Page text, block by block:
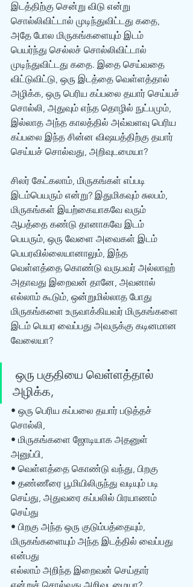
இடத்திற்கு சென்று விடு என்று
சொல்லிவிட்டால் முடிந்துவிட்டது கதை,
அதே போல மிருகங்களையும் இடம்
பெயர்ந்து செல்லச் சொல்லிவிட்டால்
முடிந்துவிட்டது கதை. இதை செய்வதை
விட்டுவிட்டு, ஒரு இடத்தை வெள்ளத்தால்
அழிக்க, ஒரு பெரிய கப்பலை தயார் செய்யச்
சொல்லி, அதுவும் எந்த தொழில் நுட்பமும்,
இல்லாத அந்த காலத்தில் அவ்வளவு பெரிய
கப்பலை இந்த சின்ன விஷயத்திற்கு தயார்
செய்யச் சொல்வது, அறிவுடமையா?
சிலர் கேட்கலாம், மிருகங்கள் எப்படி
இடம்பெயரும் என்று? இதுமிகவும் சுலபம்,
மிருகங்கள் இயற்கையாகவே வரும்
ஆபத்தை கண்டு தானாகவே இடம்
பெயரும், ஒரு வேளை அவைகள் இடம்
பெயரவில்லையானாலும், இந்த
வெள்ளத்தை கொண்டு வருபவர் அல்லாஹ்
அதாவது இறைவன் தானே, அவனால்
எல்லாம் கூடும், ஒன்றுமில்லாத போது
மிருகங்களை உருவாக்கியவர் மிருகங்களை
இடம் பெயர வைப்பது அவருக்கு கடினமான
வேலையா?
அழிக்க,
• ஒரு பெரிய கப்பலை தயார் படுத்தச்
சொல்லி,
• மிருகங்களை ஜோடியாக அதனுள்
அனுப்பி,
• வெள்ளத்தை கொண்டு வந்து, பிறகு
• தண்ணீரை பூமியிலிருந்து வடியும் படி
செய்து, அதுவரை கப்பலில் பிரயாணம்
செய்து
• பிறகு அந்த ஒரு குடும்பத்தையும்,
மிருகங்களையும் அந்த இடத்தில் வைப்பது
என்பது
எல்லாம் அறிந்த இறைவன் செய்தார்